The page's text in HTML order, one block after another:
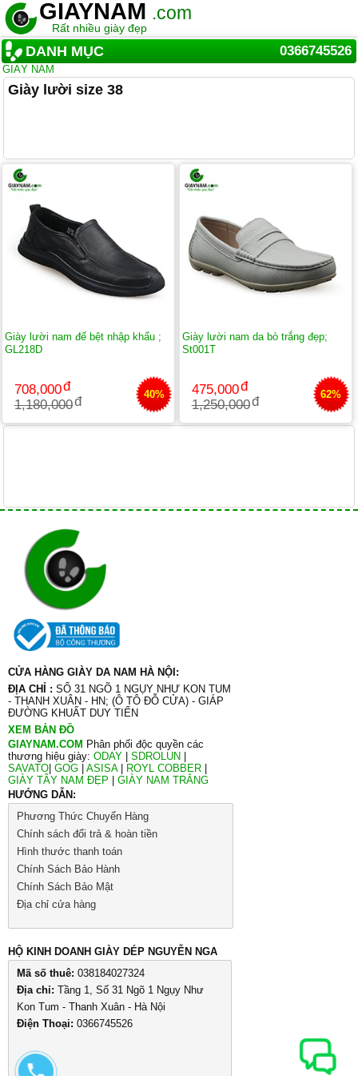
GIAYNAM .com
Rất nhiều giày đẹp
DANH MỤC 0366745526
GIÀY NAM
Giày lười size 38
Giày lười nam đế bệt nhập khẩu ;
GL218D
708,000
1,180,000
40%
Giày lười nam da bò trắng đẹp;
St001T
475,000
1,250,000
62%
CỬA HÀNG GIÀY DA NAM HÀ NỘI:
ĐỊA CHỈ : SỐ 31 NGÕ 1 NGỤY NHƯ KON TUM
- THANH XUÂN - HN; (Ô TÔ ĐỖ CỬA) - GIÁP
ĐƯỜNG KHUẤT DUY TIẾN
XEM BẢN ĐỒ
GIAYNAM.COM Phân phối độc quyền các
thương hiệu giày: ODAY SDROLUN
SAVATO GOG ASISA| ROYL COBBER
GIÀY TÂY NAM ĐẸP
GIÀY NAM TRẮNG
HƯỚNG DẪN:
Phương Thức Chuyển Hàng
Chính sách đổi trả & hoàn tiền
Hình thước thanh toán
Chính Sách Bảo Hành
Chính Sách Bảo Mật
Địa chỉ cửa hàng
HỘ KINH DOANH GIÀY DÉP NGUYỄN NGA
Mã số thuê: 038184027324
Địa chỉ: Tầng 1, Số 31 Ngõ 1 Ngụy Như
Kon Tum - Thanh Xuân - Hà Nội
Điện Thoại: 0366745526